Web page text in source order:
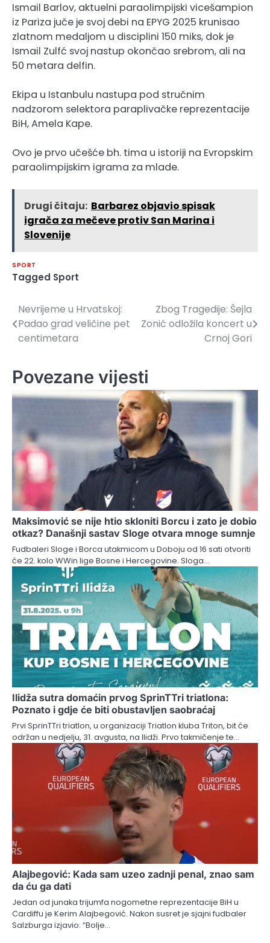
Ismail Barlov, aktuelni paraolimpijski vicešampion
iz Pariza juče je svoj debi na EPYG 2025 krunisao
zlatnom medaljom u disciplini 150 miks, dok je
Ismail Zulfć svoj nastup okončao srebrom, ali na
50 metara delfin.
Ekipa u Istanbulu nastupa pod stručnim
nadzorom selektora paraplivačke reprezentacije
BiH, Amela Kape.
Ovo je prvo učešće bh. tima u istoriji na Evropskim
paraolimpijskim igrama za mlade.
Drugi čitaju: Barbarez objavio spisak
igrača za mečeve protiv San Marina i
Slovenije
SPORT
Tagged Sport
Navigacija
članaka
Nevrijeme u Hrvatskoj:
Padao grad veličine pet
centimetara
Zbog Tragedije: Šejla
Zonić odložila koncert u
Crnoj Gori
Povezane vijesti
Maksimović se nije htio skloniti Borcu i zato je dobio
otkaz? Današnji sastav Sloge otvara mnoge sumnje
Fudbaleri Sloge i Borca utakmicom u Doboju od 16 sati otvoriti
će 22. kolo WWin lige Bosne i Hercegovine. Sloga…
Ilidža sutra domaćin prvog SprinTTri triatlona:
Poznato i gdje će biti obustavljen saobraćaj
Prvi SprinTTri triatlon, u organizaciji Triatlon kluba Triton, bit će
održan u nedjelju, 31. avgusta, na Ilidži. Prvo takmičenje te…
Alajbegović: Kada sam uzeo zadnji penal, znao sam
da ću ga dati
Jedan od junaka trijumfa nogometne reprezentacije BiH u
Cardiffu je Kerim Alajbegović. Nakon susret je sjajni fudbaler
Salzburga izjavio: “Bolje…